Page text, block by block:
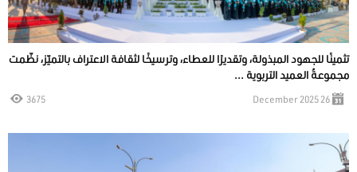
تثمينًا للجهود المبذولة، وتقديرًا للعطاء، وترسيخًا لثقافة الاعتراف بالتميّز، نظّمت
مجموعةُ العميد التربوية ...
26 December 2025
3675